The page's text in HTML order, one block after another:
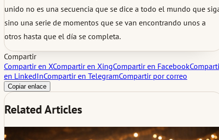
unido no es una secuencia que se dice a todo el mundo que
sino una serie de momentos que se van encontrando unos a
otros hasta que el día se completa.
Compartir
Compartir en XCompartir en XingCompartir en Facebook
en LinkedInCompartir en TelegramCompartir por correo
Copiar enlace
Related Articles